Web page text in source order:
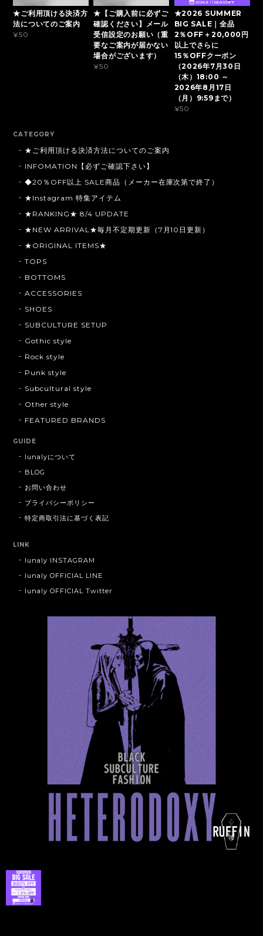
★ご利用頂ける決済方
法についてのご案内
¥50
★【ご購入前に必ずご
確認ください】メール
受信設定のお願い（重
要なご案内が届かない
場合がございます）
¥50
★2026 SUMMER
BIG SALE｜全品
2％OFF＋20,000円
以上でさらに
15％OFFクーポン
（2026年7月30日
（木）18:00 ～
2026年8月17日
（月）9:59まで）
¥50
CATEGORY
★ご利用頂ける決済方法についてのご案内
INFOMATION【必ずご確認下さい】
◆20％OFF以上 SALE商品（メーカー在庫次第で終了）
★Instagram 特集アイテム
★RANKING★ 8/4 UPDATE
★NEW ARRIVAL★毎月不定期更新（7月10日更新）
★ORIGINAL ITEMS★
TOPS
BOTTOMS
ACCESSORIES
SHOES
SUBCULTURE SETUP
Gothic style
Rock style
Punk style
Subcultural style
Other style
FEATURED BRANDS
GUIDE
lunalyについて
BLOG
お問い合わせ
プライバシーポリシー
特定商取引法に基づく表記
LINK
lunaly INSTAGRAM
lunaly OFFICIAL LINE
lunaly OFFICIAL Twitter